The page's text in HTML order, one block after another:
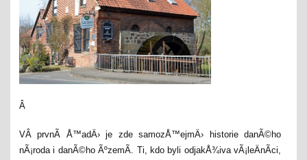
Â
VÂ prvnÃ­ Å™adÄ› je zde samozÅ™ejmÄ› historie danÃ©ho
nÃ¡roda i danÃ©ho ÃºzemÃ­. Ti, kdo byli odjakÅ¾iva vÃ¡leÄnÃ­ci,